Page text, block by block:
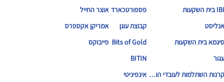
IBI בית השקעות
אנליסט
סיגמא בית השקעות
עגור
קרנות השתלמות לעובדי הוראה
פספורטכארד
קבוצת עוגן
Bits of Gold
BITIN
אינפיניטי
אוצר החייל
אמריקן אקספרס
פייבוקס